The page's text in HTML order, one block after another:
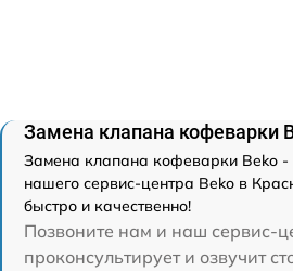
Замена клапана кофеварки
Замена клапана кофеварки Beko
нашего сервис-центра Beko в
быстро и качественно!
Позвоните нам и наш сервис-
проконсультирует и озвучит